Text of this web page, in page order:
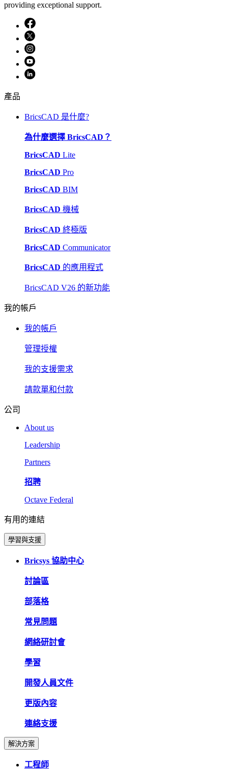
providing exceptional support.
產品
BricsCAD 是什麼?
為什麼選擇 BricsCAD？
BricsCAD Lite
BricsCAD Pro
BricsCAD BIM
BricsCAD 機械
BricsCAD 終極版
BricsCAD Communicator
BricsCAD 的應用程式
BricsCAD V26 的新功能
我的帳戶
我的帳戶
管理授權
我的支援需求
請款單和付款
公司
About us
Leadership
Partners
招聘
Octave Federal
有用的連結
學習與支援
Bricsys 協助中心
討論區
部落格
常見問題
網絡研討會
學習
開發人員文件
更版內容
連絡支援
解決方案
工程師